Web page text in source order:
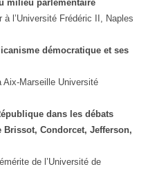
milieu parlementaire
à l’Université Frédéric II, Naples
démocratique et ses
Aix-Marseille Université
dans les débats
Condorcet, Jefferson,
de l’Université de